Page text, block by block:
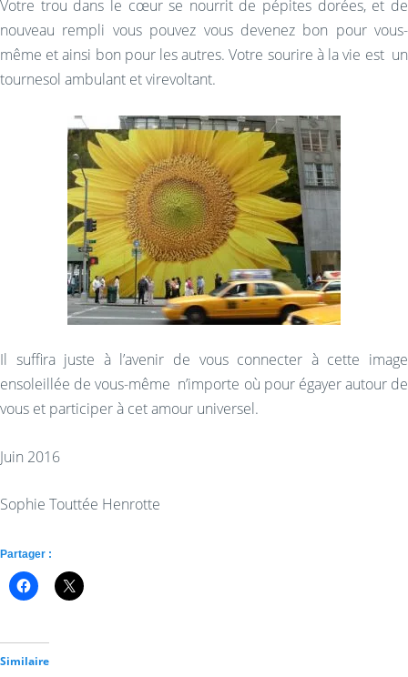
Votre trou dans le cœur se nourrit de pépites dorées, et de
nouveau rempli vous pouvez vous devenez bon pour vous-
même et ainsi bon pour les autres. Votre sourire à la vie est un
tournesol ambulant et virevoltant.
Il suffira juste à l’avenir de vous connecter à cette image
ensoleillée de vous-même n’importe où pour égayer autour de
vous et participer à cet amour universel.
Juin 2016
Sophie Touttée Henrotte
Partager :
Similaire